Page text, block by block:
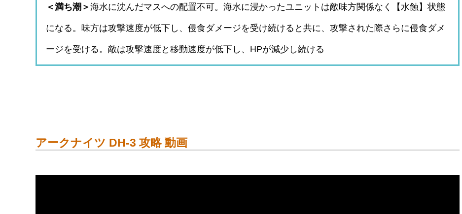
＜満ち潮＞海水に沈んだマスへの配置不可。海水に浸かったユニットは敵味方関係なく【水蝕】状態
になる。味方は攻撃速度が低下し、侵食ダメージを受け続けると共に、攻撃された際さらに侵食ダメ
ージを受ける。敵は攻撃速度と移動速度が低下し、HPが減少し続ける
アークナイツ DH-3 攻略 動画